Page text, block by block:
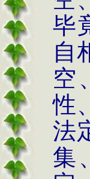
毕
自
空
性
法
集